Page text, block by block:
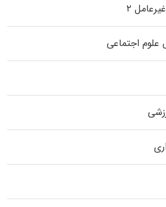
۲
اجتماعی